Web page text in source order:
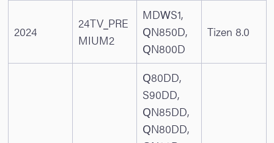
2024
24TV_PRE
MIUM2
MDWS1,
QN850D,
QN800D
Tizen 8.0
Q80DD,
S90DD,
QN85DD,
QN80DD,